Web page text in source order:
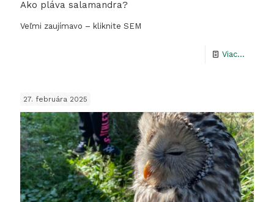
Ako pláva salamandra?
Veľmi zaujímavo – kliknite SEM
Viac...
27. februára 2025